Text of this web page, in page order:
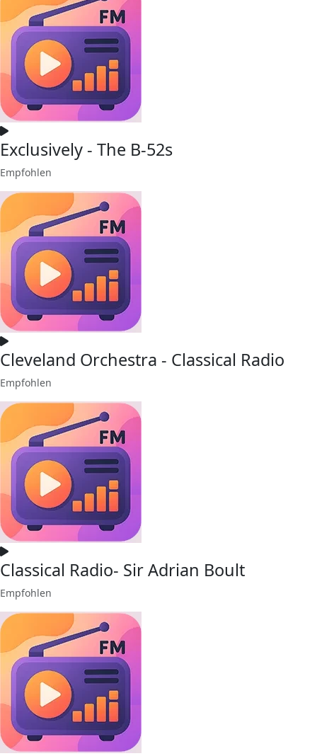
Exclusively - The B-52s
Empfohlen
Cleveland Orchestra - Classical Radio
Empfohlen
Classical Radio- Sir Adrian Boult
Empfohlen